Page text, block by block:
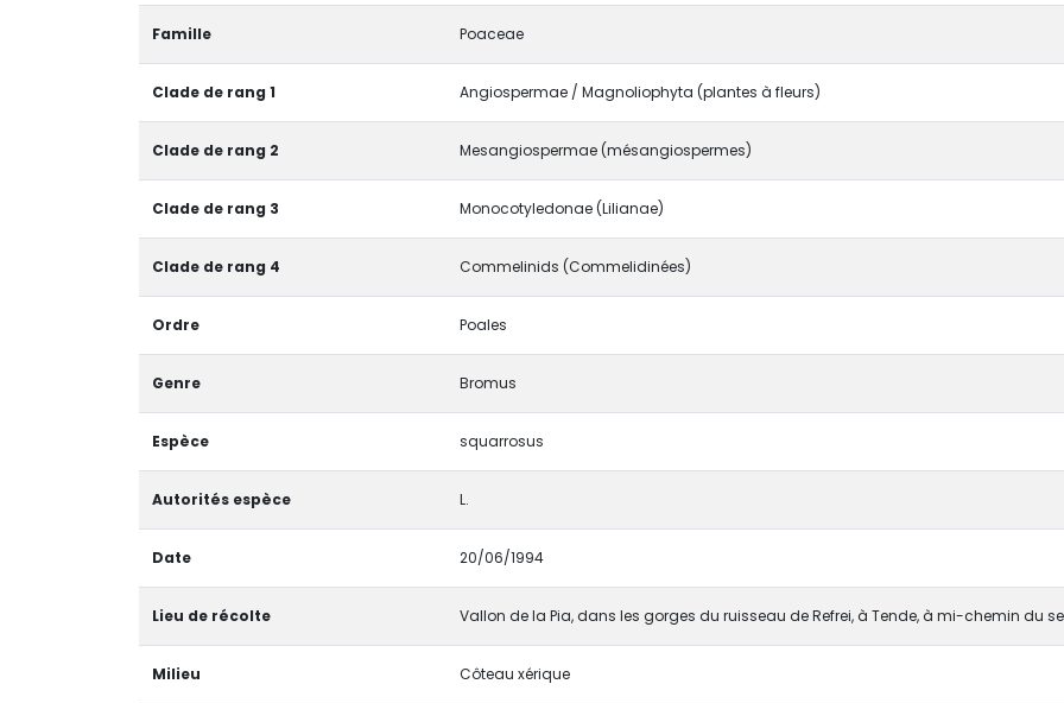
Famille Poaceae
Clade de rang 1 Angiospermae / Magnoliophyta (plantes à fleurs)
Clade de rang 2 Mesangiospermae (mésangiospermes)
Clade de rang 3 Monocotyledonae (Lilianae)
Clade de rang 4 Commelinids (Commelidinées)
Ordre Poales
Genre Bromus
Espèce squarrosus
Autorités espèce L.
Date 20/06/1994
Lieu de récolte Vallon de la Pia, dans les gorges du ruisseau de Refrei, à Tende, à mi-chemin du
Milieu Côteau xérique